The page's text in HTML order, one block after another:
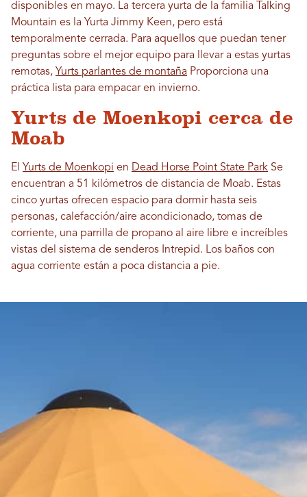
disponibles en mayo. La tercera yurta de la familia Talking
Mountain es la Yurta Jimmy Keen, pero está
temporalmente cerrada. Para aquellos que puedan tener
preguntas sobre el mejor equipo para llevar a estas yurtas
remotas, Yurts parlantes de montaña Proporciona una
práctica lista para empacar en invierno.
Yurts de Moenkopi cerca de
Moab
El Yurts de Moenkopi en Dead Horse Point State Park Se
encuentran a 51 kilómetros de distancia de Moab. Estas
cinco yurtas ofrecen espacio para dormir hasta seis
personas, calefacción/aire acondicionado, tomas de
corriente, una parrilla de propano al aire libre e increíbles
vistas del sistema de senderos Intrepid. Los baños con
agua corriente están a poca distancia a pie.